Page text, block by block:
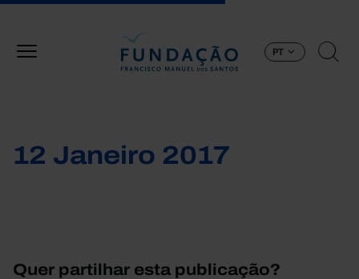
PT
12 Janeiro 2017
Quer partilhar esta publicação?